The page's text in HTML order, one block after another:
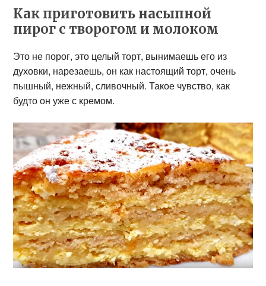
Как приготовить насыпной
пирог с творогом и молоком
Это не порог, это целый торт, вынимаешь его из
духовки, нарезаешь, он как настоящий торт, очень
пышный, нежный, сливочный. Такое чувство, как
будто он уже с кремом.